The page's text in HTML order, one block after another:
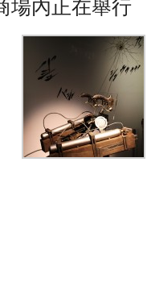
場內正在舉行